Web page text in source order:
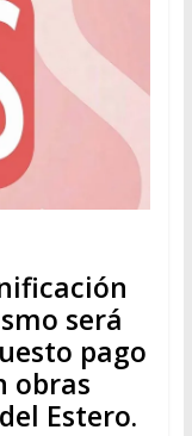
será
pago
obras
Estero.